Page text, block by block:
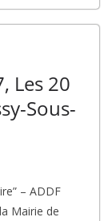
Les 20
Sous-
– ADDF
Mairie de